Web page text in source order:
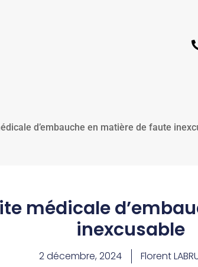
d’embauche en matière de faute
médicale
inexcusable
2 décembre, 2024 Florent